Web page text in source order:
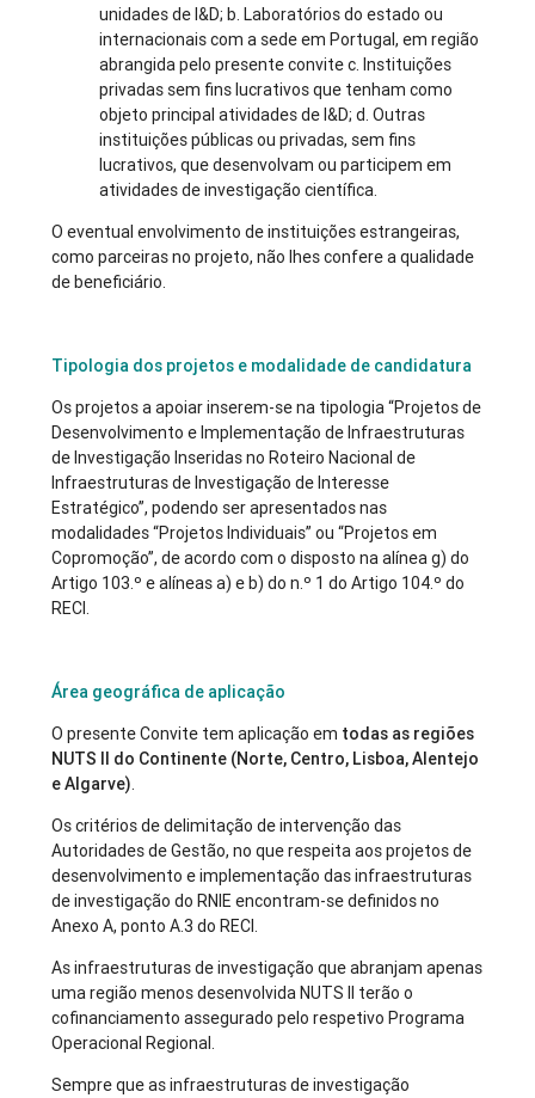
unidades de I&D; b. Laboratórios do estado ou
internacionais com a sede em Portugal, em região
abrangida pelo presente convite c. Instituições
privadas sem fins lucrativos que tenham como
objeto principal atividades de I&D; d. Outras
instituições públicas ou privadas, sem fins
lucrativos, que desenvolvam ou participem em
atividades de investigação científica.
O eventual envolvimento de instituições estrangeiras,
como parceiras no projeto, não lhes confere a qualidade
de beneficiário.
Tipologia dos projetos e modalidade de candidatura
Os projetos a apoiar inserem-se na tipologia “Projetos de
Desenvolvimento e Implementação de Infraestruturas
de Investigação Inseridas no Roteiro Nacional de
Infraestruturas de Investigação de Interesse
Estratégico”, podendo ser apresentados nas
modalidades “Projetos Individuais” ou “Projetos em
Copromoção”, de acordo com o disposto na alínea g) do
Artigo 103.º e alíneas a) e b) do n.º 1 do Artigo 104.º do
RECI.
Área geográfica de aplicação
O presente Convite tem aplicação em todas as regiões
NUTS II do Continente (Norte, Centro, Lisboa, Alentejo
e Algarve).
Os critérios de delimitação de intervenção das
Autoridades de Gestão, no que respeita aos projetos de
desenvolvimento e implementação das infraestruturas
de investigação do RNIE encontram-se definidos no
Anexo A, ponto A.3 do RECI.
As infraestruturas de investigação que abranjam apenas
uma região menos desenvolvida NUTS II terão o
cofinanciamento assegurado pelo respetivo Programa
Operacional Regional.
Sempre que as infraestruturas de investigação